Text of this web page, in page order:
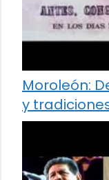
Moroleón:
y